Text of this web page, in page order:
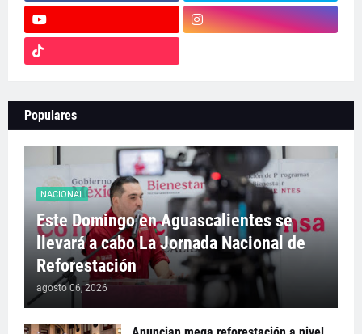
Populares
NACIONAL
Este Domingo en Aguascalientes se
llevará a cabo La Jornada Nacional de
Reforestación
agosto 06, 2026